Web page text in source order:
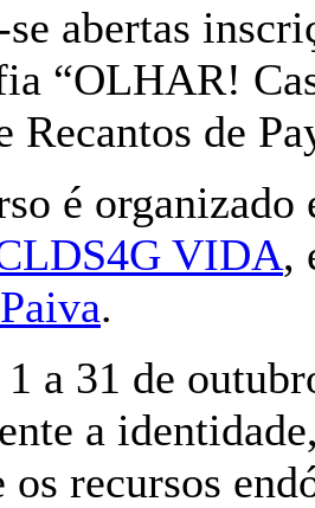
abertas
“OLHAR!
Recantos de
é
VIDA,
.
a 31 de
a
os recursos